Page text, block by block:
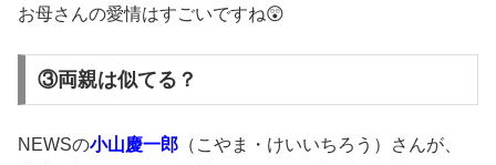
お母さんの愛情はすごいですね😲
③両親は似てる？
NEWSの小山慶一郎 （こやま・けいいちろう）さんが、